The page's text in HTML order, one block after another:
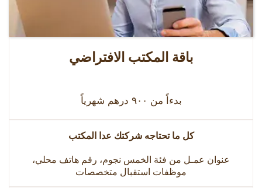
باقة المكتب الافتراضي
بدءاً من ٩٠٠ درهم شهرياً
كل ما تحتاجه شركتك عدا المكتب
عنوان عمـل من فئة الخمس نجوم، رقم هاتف محلي،
موظفات استقبال متخصصات